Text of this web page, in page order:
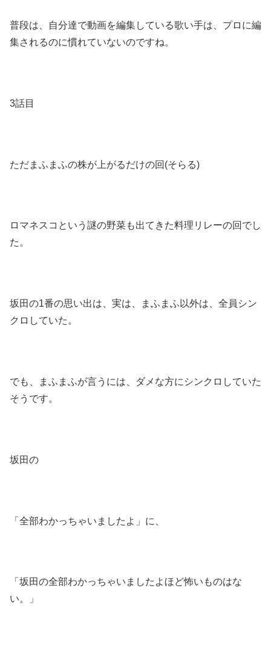
普段は、自分達で動画を編集している歌い手は、プロに編
集されるのに慣れていないのですね。
3話目
ただまふまふの株が上がるだけの回(そらる)
ロマネスコという謎の野菜も出てきた料理リレーの回でし
た。
坂田の1番の思い出は、実は、まふまふ以外は、全員シン
クロしていた。
でも、まふまふが言うには、ダメな方にシンクロしていた
そうです。
坂田の
「全部わかっちゃいましたよ」に、
「坂田の全部わかっちゃいましたよほど怖いものはな
い。」